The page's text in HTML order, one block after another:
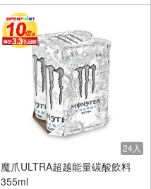
24入
魔爪ULTRA超越能量碳酸飲料
355ml